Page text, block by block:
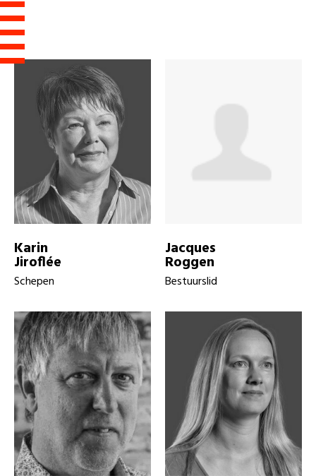
Karin
Jiroflée
Schepen
Jacques
Roggen
Bestuurslid